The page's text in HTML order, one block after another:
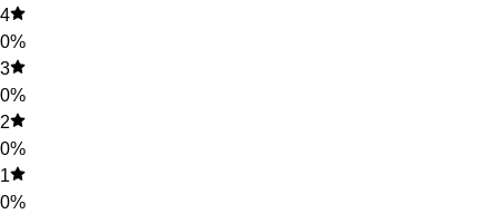
4
0%
3
0%
2
0%
1
0%